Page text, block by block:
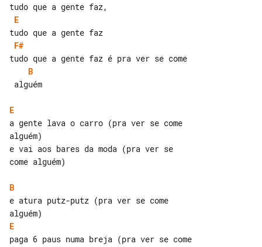
E
F#
B
E
a gente lava o carro (pra ver se come
alguém)
e vai aos bares da moda (pra ver se
come alguém)
B
e atura putz-putz (pra ver se come
E
paga 6 paus numa breja (pra ver se come